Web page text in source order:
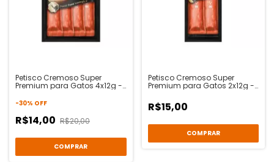
Petisco Cremoso Super
Premium para Gatos 4x12g -
-30% OFF
R$14,00 R$20,00
Petisco Cremoso Super
Premium para Gatos 2x12g -
R$15,00